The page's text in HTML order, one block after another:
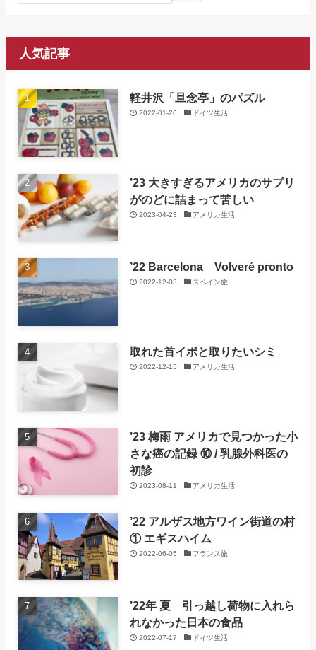
人気記事
軽井沢「旦念亭」のパズル
2022-01-26 ドイツ生活
’23 大きすぎるアメリカのサプリ
がのどに詰まって苦しい
2023-04-23 アメリカ生活
’22 Barcelona Volveré pronto
2022-12-03 スペイン旅
取れた首イボと取りたいシミ
2022-12-15 アメリカ生活
’23 梅雨 アメリカで見つかった小
さな癌の記録 ⑩ / 乳腺外科医の
初診
2023-08-11 アメリカ生活
’22 アルザス地方ワイン街道の村
① エギスハイム
2022-06-05 フランス旅
’22年 夏 引っ越し荷物に入れら
れなかった日本の食品
2022-07-17 ドイツ生活